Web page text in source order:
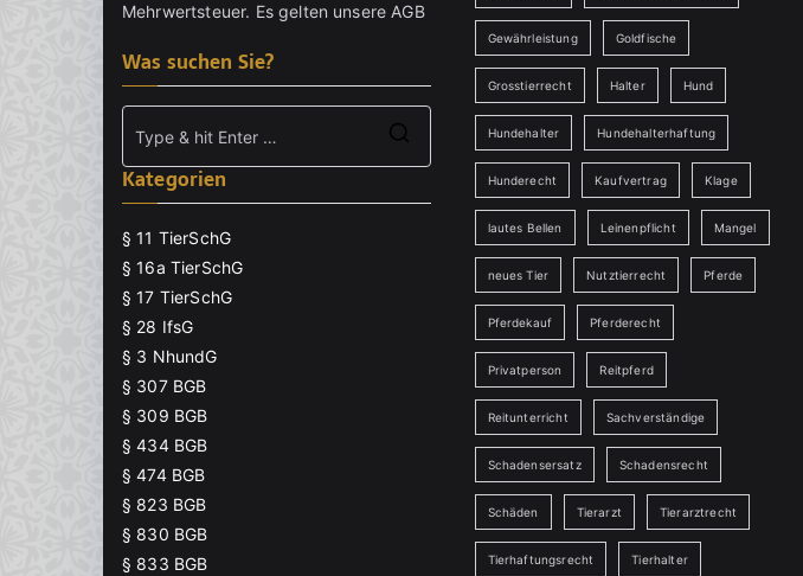
Mehrwertsteuer. Es gelten unsere AGB
Was suchen Sie?
Search
Kategorien
§ 11 TierSchG
§ 16a TierSchG
§ 17 TierSchG
§ 28 IfsG
§ 3 NhundG
§ 307 BGB
§ 309 BGB
§ 434 BGB
§ 474 BGB
§ 823 BGB
§ 830 BGB
§ 833 BGB
Gewährleistung Goldfische
Grosstierrecht Halter Hund
Hundehalter Hundehalterhaftung
Hunderecht Kaufvertrag Klage
lautes Bellen Leinenpflicht Mangel
neues Tier Nutztierrecht Pferde
Pferdekauf Pferderecht
Privatperson Reitpferd
Reitunterricht Sachverständige
Schadensersatz Schadensrecht
Schäden Tierarzt Tierarztrecht
Tierhaftungsrecht Tierhalter